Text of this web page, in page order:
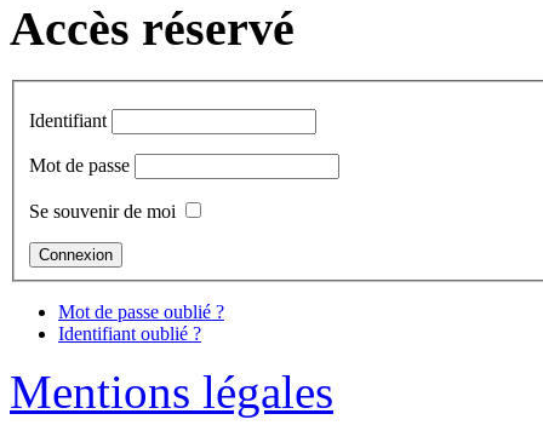
Accès réservé
Identifiant
Mot de passe
Se souvenir de moi
Mot de passe oublié ?
Identifiant oublié ?
Mentions légales